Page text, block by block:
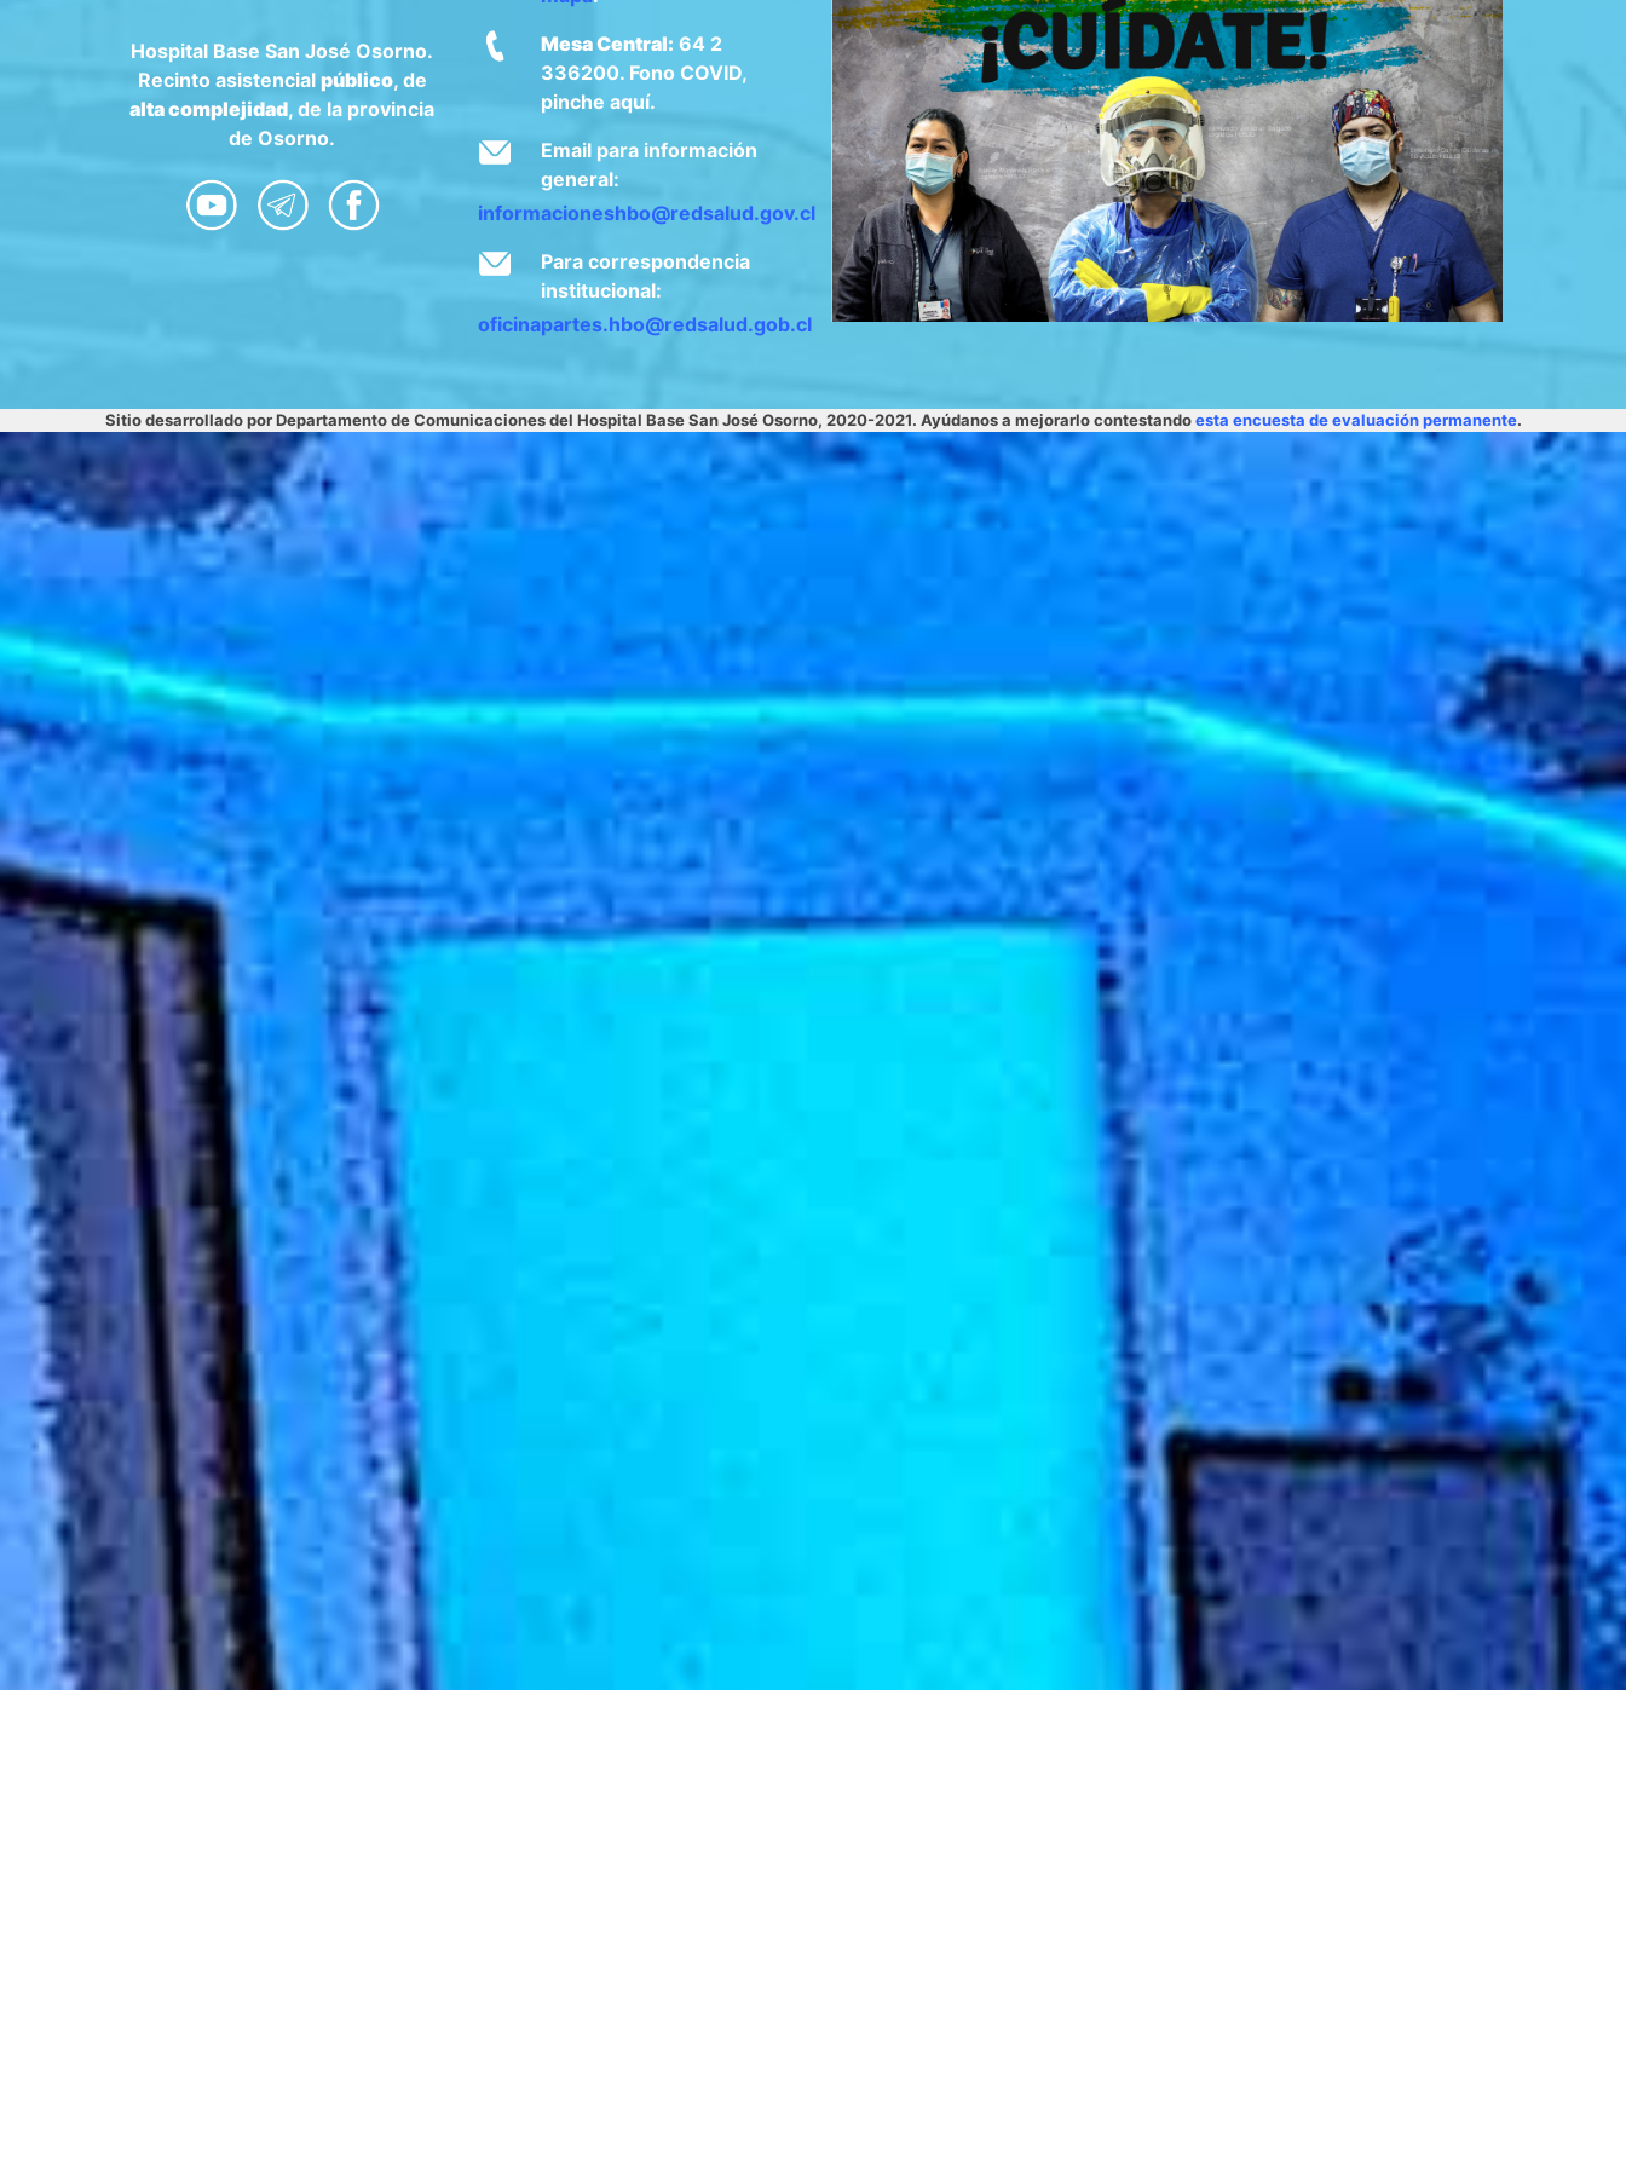
Hospital Base San José Osorno.
Recinto asistencial público, de
alta complejidad, de la provincia
de Osorno.
Mesa Central: 64 2
336200. Fono COVID,
pinche aquí.
Email para información
general:
informacioneshbo@redsalud.gov.cl
Para correspondencia
institucional:
oficinapartes.hbo@redsalud.gob.cl
Sitio desarrollado por Departamento de Comunicaciones del Hospital Base San José Osorno, 2020-2021. Ayúdanos a mejorarlo contestandoesta encuesta de evaluación permanente.